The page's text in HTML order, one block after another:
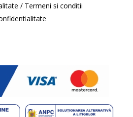
/ Termeni si conditii